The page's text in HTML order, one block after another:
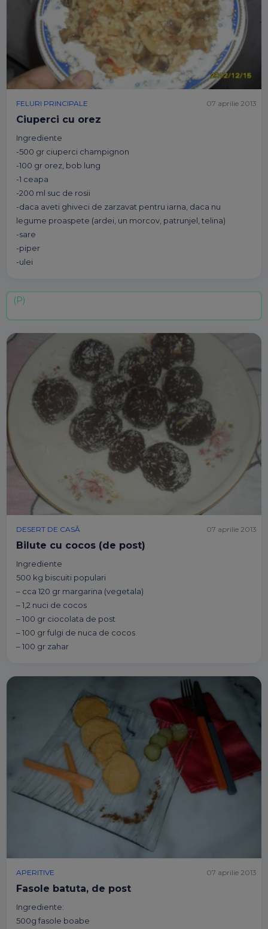
FELURI PRINCIPALE
Ciuperci cu orez
Ingrediente
-500 gr ciuperci champignon
-100 gr orez, bob lung
-1 ceapa
-200 ml suc de rosii
-daca aveti ghiveci de zarzavat pentru iarna, daca nu
legume proaspete (ardei, un morcov, patrunjel, telina)
-sare
-piper
-ulei
07 aprilie 2013
DESERT DE CASĂ
Bilute cu cocos (de post)
Ingrediente
500 kg biscuiti populari
– cca 120 gr margarina (vegetala)
– 1,2 nuci de cocos
– 100 gr ciocolata de post
– 100 gr fulgi de nuca de cocos
– 100 gr zahar
07 aprilie 2013
APERITIVE
Fasole batuta, de post
Ingrediente:
500g fasole boabe
07 aprilie 2013